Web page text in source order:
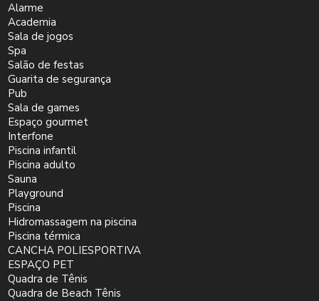
Alarme
Academia
Sala de jogos
Spa
Salão de festas
Guarita de segurança
Pub
Sala de games
Espaço gourmet
Interfone
Piscina infantil
Piscina adulto
Sauna
Playground
Piscina
Hidromassagem na piscina
Piscina térmica
CANCHA POLIESPORTIVA
ESPAÇO PET
Quadra de Tênis
Quadra de Beach Tênis